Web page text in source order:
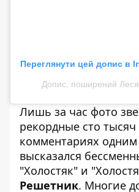
Переглянути цей допис в
Допис, поширений Леся
Лишь за час фото
рекордные сто тысяч
комментариях
высказался
"Холостяк" и
Решетник. Многие